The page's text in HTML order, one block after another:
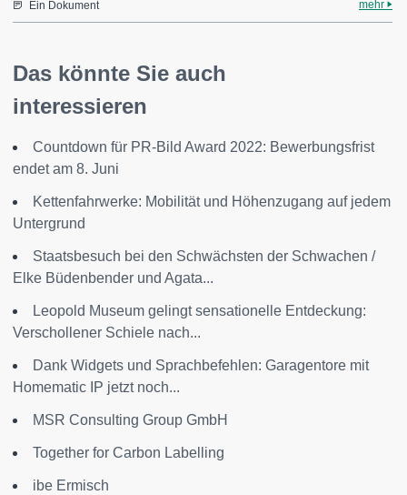
Ein Dokument mehr
Das könnte Sie auch
interessieren
Countdown für PR-Bild Award 2022: Bewerbungsfrist
endet am 8. Juni
Kettenfahrwerke: Mobilität und Höhenzugang auf jedem
Untergrund
Staatsbesuch bei den Schwächsten der Schwachen /
Elke Büdenbender und Agata...
Leopold Museum gelingt sensationelle Entdeckung:
Verschollener Schiele nach...
Dank Widgets und Sprachbefehlen: Garagentore mit
Homematic IP jetzt noch...
MSR Consulting Group GmbH
Together for Carbon Labelling
ibe Ermisch